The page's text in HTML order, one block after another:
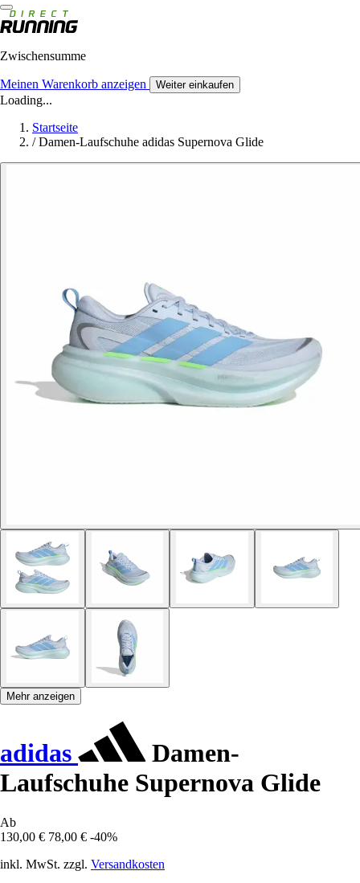
Zwischensumme
Meinen Warenkorb anzeigen Weiter einkaufen
Loading...
Startseite
/ Damen-Laufschuhe adidas Supernova Glide
Mehr anzeigen
adidas
Damen-
Laufschuhe Supernova Glide
Ab
130,00 € 78,00 € -40%
inkl. MwSt. zzgl. Versandkosten